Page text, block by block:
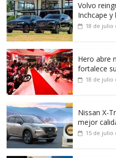
Volvo
Inchcape y
18 de julio
Hero abre
fortalece
18 de julio
Nissan X-
mejor
15 de julio